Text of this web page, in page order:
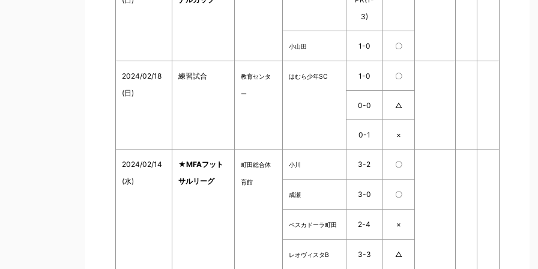
3)
小山田 1-0 〇
2024/02/18
(日)
練習試合 教育センタ
ー
はむら少年SC 1-0 〇
0-0 △
0-1 ×
2024/02/14
(水)
★MFAフット
サルリーグ
町田総合体
育館
小川 3-2 〇
成瀬 3-0 〇
ペスカドーラ町田 2-4 ×
レオヴィスタB 3-3 △